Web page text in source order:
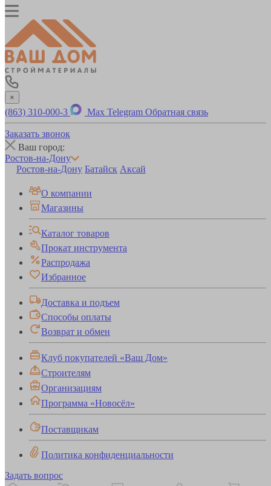
×
(863) 310-000-3 Max Telegram Обратная связь
Заказать звонок
Ваш город:
Ростов-на-Дону
Ростов-на-Дону Батайск Аксай
О компании
Магазины
Каталог товаров
Прокат инструмента
Распродажа
Избранное
Доставка и подъем
Способы оплаты
Возврат и обмен
Клуб покупателей «Ваш Дом»
Строителям
Организациям
Программа «Новосёл»
Поставщикам
Политика конфиденциальности
Задать вопрос